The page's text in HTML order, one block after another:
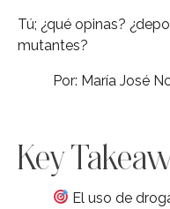
Tú; ¿qué opinas?
mutantes?
Por: María José
Key
El uso de